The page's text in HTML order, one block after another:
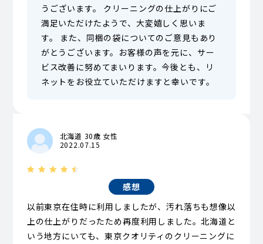
うございます。 クリーニングの仕上がりにご
満足いただけたようで、大変嬉しく思いま
す。 また、同梱の袋についてのご意見もあり
がとうございます。お客様の声を元に、サー
ビス改善に努めてまいります。今後とも、リ
ネットをお役立ていただけますと幸いです。
北海道 30歳 女性
2022.07.15
感想
以前東京在住時に利用しましたが、汚れ落ちも想像以
上の仕上がりだったため再度利用しました。北海道と
いう地方にいても、東京クオリティのクリーニングに